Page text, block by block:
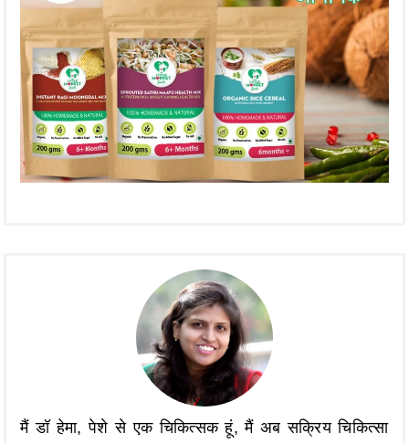
मैं डॉ हेमा, पेशे से एक चिकित्सक हूं, मैं अब सक्रिय चिकित्सा